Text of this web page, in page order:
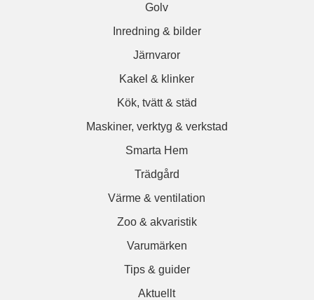
Golv
Inredning & bilder
Järnvaror
Kakel & klinker
Kök, tvätt & städ
Maskiner, verktyg & verkstad
Smarta Hem
Trädgård
Värme & ventilation
Zoo & akvaristik
Varumärken
Tips & guider
Aktuellt